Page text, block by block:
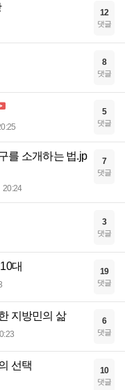
12
댓글
8
댓글
5
댓글
를 소개하는 법.jp
20:24
7
댓글
3
댓글
대 19
댓글
지방민의 삶 6
댓글
선택 10
댓글